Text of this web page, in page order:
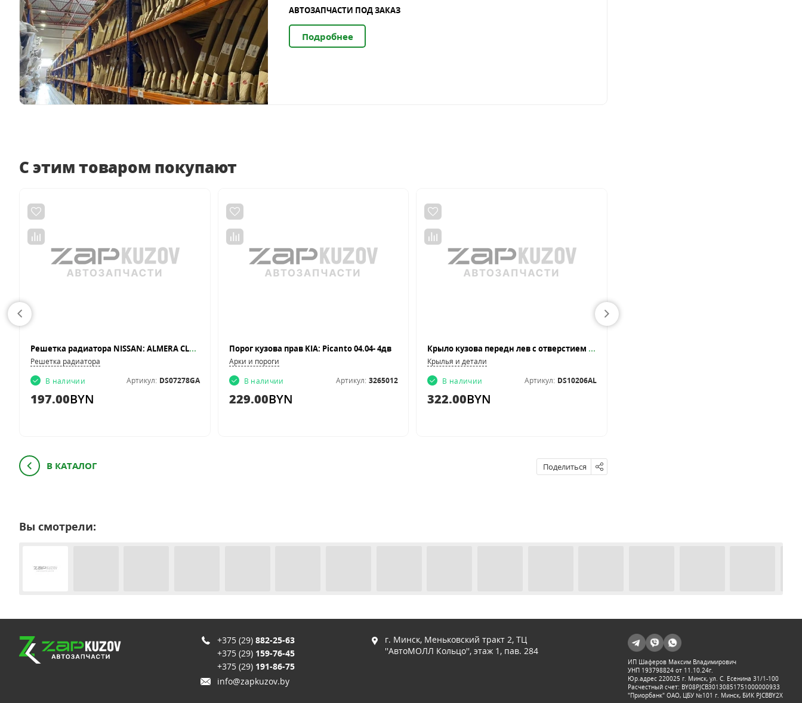
АВТОЗАПЧАСТИ ПОД ЗАКАЗ
Подробнее
С этим товаром покупают
Решетка радиатора NISSAN: ALMERA CLASSIC 07-08 (хром/серый)
Решетка радиатора
В наличии
Артикул: DS07278GA
197.00BYN
Порог кузова прав KIA: Picanto 04.04- 4дв
Арки и пороги
В наличии
Артикул: 3265012
229.00BYN
Крыло кузова передн лев с отверстием для поворотника NISSAN: QASHQAI 11-
Крылья и детали
В наличии
Артикул: DS10206AL
322.00BYN
В КАТАЛОГ Поделиться
Вы смотрели:
+375 (29) 882-25-63
+375 (29) 159-76-45
+375 (29) 191-86-75
info@zapkuzov.by
г. Минск, Меньковский тракт 2, ТЦ
''АвтоМОЛЛ Кольцо'', этаж 1, пав. 284
ИП Шаферов Максим Владимирович
УНП 193798824 от 11.10.24г.
Юр.адрес 220025 г. Минск, ул. С. Есенина 31/1-100
Расчестный счет: BY08PJCB30130851751000000933
"Приорбанк" ОАО, ЦБУ №101 г. Минск, БИК PJCBBY2X